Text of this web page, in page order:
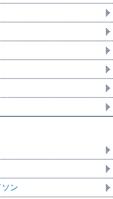
ン